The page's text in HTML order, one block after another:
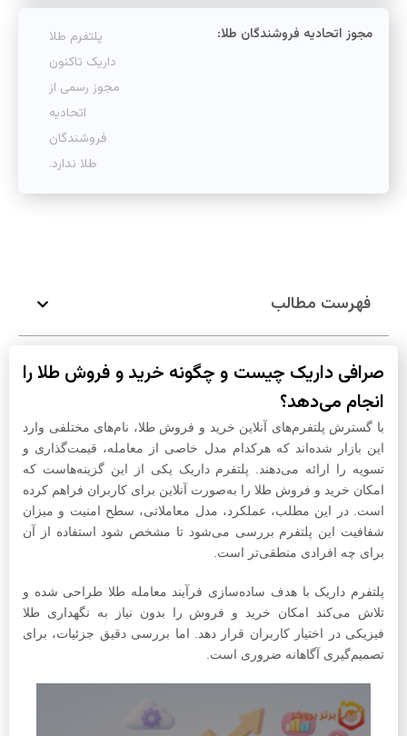
مجوز اتحادیه فروشندگان طلا:
پلتفرم طلا
داریک تاکنون
مجوز رسمی از
اتحادیه
فروشندگان
طلا ندارد.
فهرست مطالب
صرافی داریک چیست و چگونه خرید و فروش طلا را
انجام می‌دهد؟
با گسترش پلتفرم‌های آنلاین خرید و فروش طلا، نام‌های مختلفی وارد
این بازار شده‌اند که هرکدام مدل خاصی از معامله، قیمت‌گذاری و
تسویه را ارائه می‌دهند. پلتفرم داریک یکی از این گزینه‌هاست که
امکان خرید و فروش طلا را به‌صورت آنلاین برای کاربران فراهم کرده
است. در این مطلب، عملکرد، مدل معاملاتی، سطح امنیت و میزان
شفافیت این پلتفرم بررسی می‌شود تا مشخص شود استفاده از آن
برای چه افرادی منطقی‌تر است.
پلتفرم داریک با هدف ساده‌سازی فرآیند معامله طلا طراحی شده و
تلاش می‌کند امکان خرید و فروش را بدون نیاز به نگهداری طلا
فیزیکی در اختیار کاربران قرار دهد. اما بررسی دقیق جزئیات، برای
تصمیم‌گیری آگاهانه ضروری است.